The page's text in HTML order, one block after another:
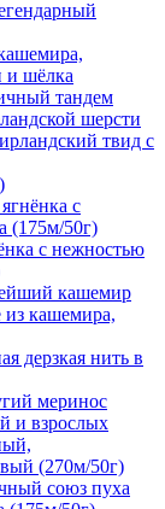
и шёлка
тандем
шерсти
твид с
с
(175м/50г)
с нежностью
кашемир
из кашемира,
дерзкая нить в
меринос
и взрослых
(270м/50г)
союз пуха